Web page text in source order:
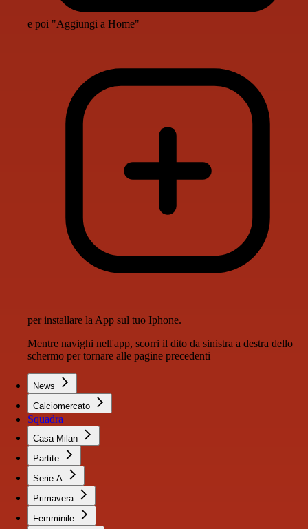
e poi "Aggiungi a Home"
per installare la App sul tuo Iphone.
Mentre navighi nell'app, scorri il dito da sinistra a destra dello
schermo per tornare alle pagine precedenti
News
Calciomercato
Squadra
Casa Milan
Partite
Serie A
Primavera
Femminile